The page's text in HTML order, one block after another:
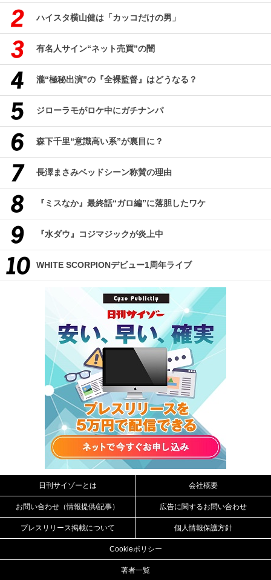
ハイスタ横山健は「カッコだけの男」
有名人サイン“ネット売買”の闇
瀧“極秘出演”の『全裸監督』はどうなる？
ジローラモがロケ中にガチナンパ
森下千里“意識高い系”が裏目に？
長澤まさみベッドシーン称賛の理由
『ミスなか』最終話“ガロ編”に落胆したワケ
『水ダウ』コジマジックが炎上中
WHITE SCORPIONデビュー1周年ライブ
日刊サイゾーとは 会社概要
お問い合わせ（情報提供/記事） 広告に関するお問い合わせ
プレスリリース掲載について 個人情報保護方針
Cookieポリシー
著者一覧